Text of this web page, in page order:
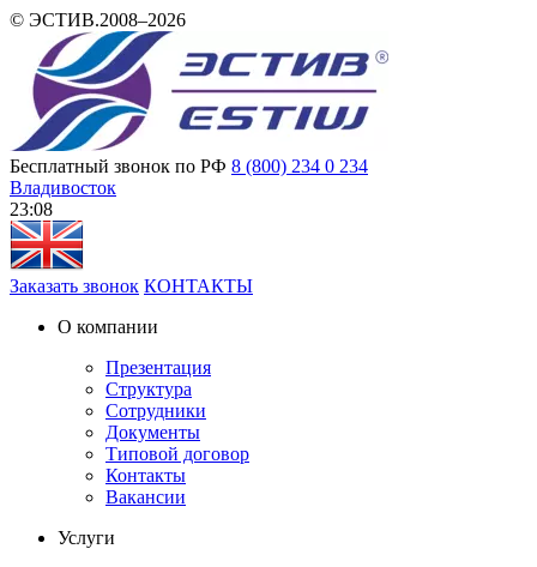
© ЭСТИВ.2008–2026
Бесплатный звонок по РФ 8 (800) 234 0 234
Владивосток
23 08
Заказать звонок КОНТАКТЫ
О компании
Презентация
Структура
Сотрудники
Документы
Типовой договор
Контакты
Вакансии
Услуги